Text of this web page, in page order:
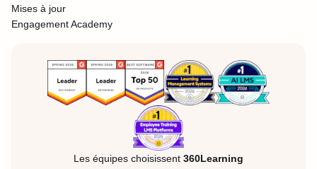
Mises à jour
Engagement Academy
Les équipes choisissent 360Learning